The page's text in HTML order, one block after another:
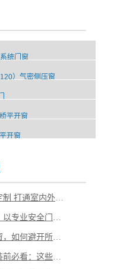
统门窗
）气密侧压窗
平开窗
开窗